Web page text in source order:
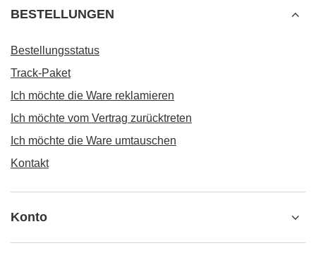
BESTELLUNGEN
Bestellungsstatus
Track-Paket
Ich möchte die Ware reklamieren
Ich möchte vom Vertrag zurücktreten
Ich möchte die Ware umtauschen
Kontakt
Konto